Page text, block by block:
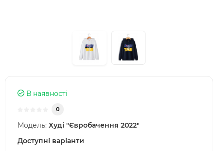
В наявності
0
Модель: Худі "Євробачення 2022"
Доступні варіанти